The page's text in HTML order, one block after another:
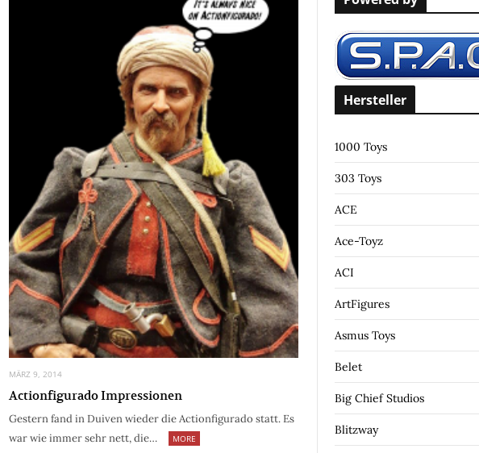
MÄRZ 9, 2014
Actionfigurado Impressionen
Gestern fand in Duiven wieder die Actionfigurado statt. Es
war wie immer sehr nett, die…
MORE
f
o
r
Hersteller
1000 Toys
303 Toys
ACE
Ace-Toyz
ACI
ArtFigures
Asmus Toys
Belet
Big Chief Studios
Blitzway